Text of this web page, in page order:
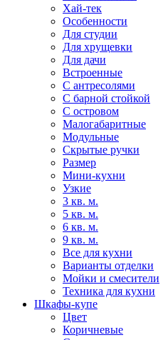
Хай-тек
Особенности
Для студии
Для хрущевки
Для дачи
Встроенные
С антресолями
С барной стойкой
С островом
Малогабаритные
Модульные
Скрытые ручки
Размер
Мини-кухни
Узкие
3 кв. м.
5 кв. м.
6 кв. м.
9 кв. м.
Все для кухни
Варианты отделки
Мойки и смесители
Техника для кухни
Шкафы-купе
Цвет
Коричневые